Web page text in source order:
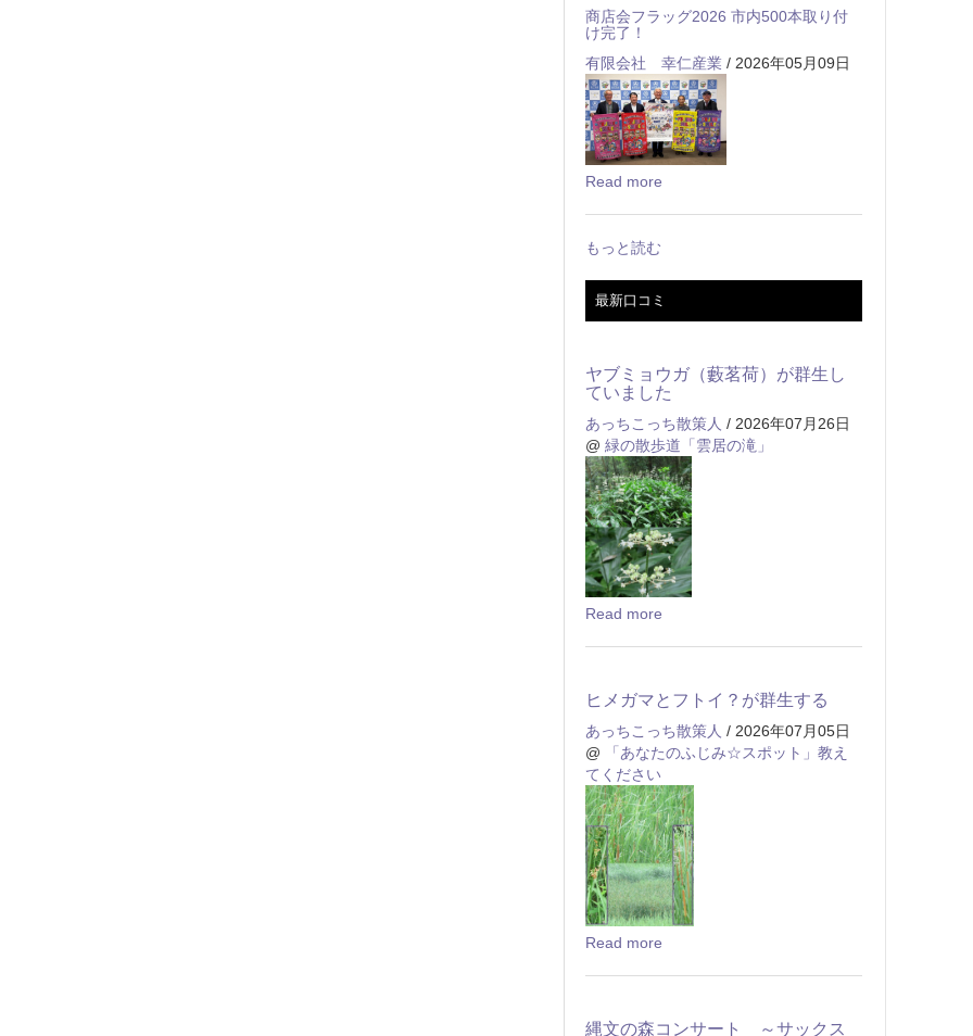
商店会フラッグ2026 市内500本取り付
け完了！
有限会社 幸仁産業 / 2026年05月09日
Read more
もっと読む
最新口コミ
ヤブミョウガ（藪茗荷）が群生し
ていました
あっちこっち散策人 / 2026年07月26日
@ 緑の散歩道「雲居の滝」
Read more
ヒメガマとフトイ？が群生する
あっちこっち散策人 / 2026年07月05日
@
「あなたのふじみ☆スポット」教え
てください
Read more
縄文の森コンサート ～サックス